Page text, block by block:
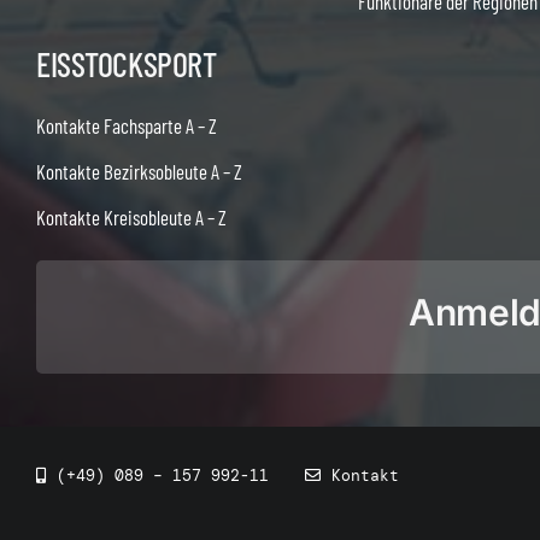
EISSTOCKSPORT
Kontakte Fachsparte A – Z
Kontakte Bezirksobleute A – Z
Kontakte Kreisobleute A – Z
(+49) 089 – 157 992-11 Kontakt